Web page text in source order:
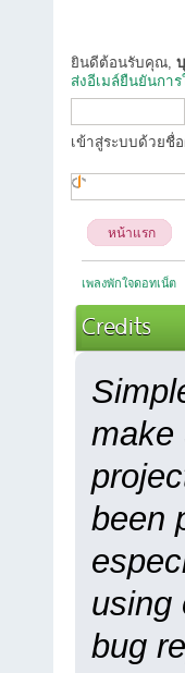
ยินดีต้อนรับคุณ,
ส่งอีเมล์ยืนยันกา
เข้าสู่ระบบด้วยชื่
หน้าแรก
เพลงพักใจดอทเน็ต
Credits
make
been
using
bug